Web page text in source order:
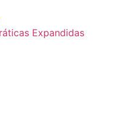
Expandidas